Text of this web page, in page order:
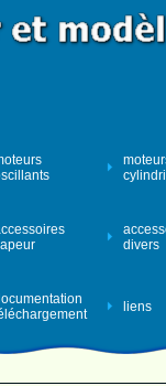
divers
liens